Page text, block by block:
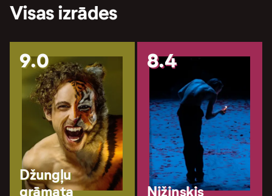
Visas izrādes
9.0
Džungļu
grāmata
8.4
Ņižinskis